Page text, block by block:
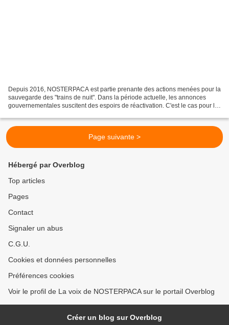
Depuis 2016, NOSTERPACA est partie prenante des actions menées pour la
sauvegarde des "trains de nuit". Dans la période actuelle, les annonces
gouvernementales suscitent des espoirs de réactivation. C'est le cas pour le
Page suivante >
Hébergé par Overblog
Top articles
Pages
Contact
Signaler un abus
C.G.U.
Cookies et données personnelles
Préférences cookies
Voir le profil de La voix de NOSTERPACA sur le portail Overblog
Créer un blog sur Overblog